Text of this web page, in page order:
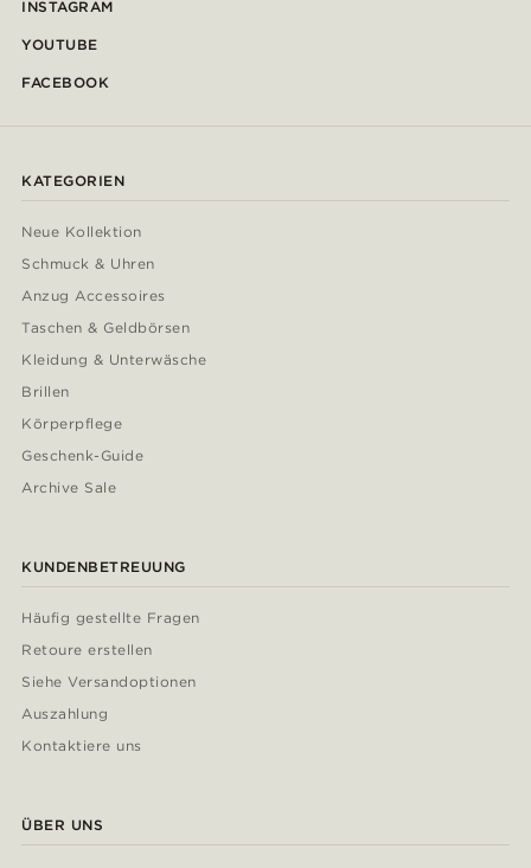
INSTAGRAM
YOUTUBE
FACEBOOK
KATEGORIEN
Neue Kollektion
Schmuck & Uhren
Anzug Accessoires
Taschen & Geldbörsen
Kleidung & Unterwäsche
Brillen
Körperpflege
Geschenk-Guide
Archive Sale
KUNDENBETREUUNG
Häufig gestellte Fragen
Retoure erstellen
Siehe Versandoptionen
Auszahlung
Kontaktiere uns
ÜBER UNS